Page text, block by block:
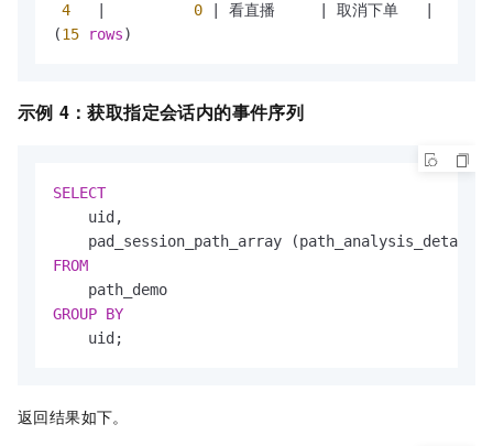
4
0 看直播 取消下单
(15 rows)
示例 4：获取指定会话内的事件序列
SELECT
    uid,
pad_session_path_array (path_analysis_detail
FROM
GROUP BY
    uid;
返回结果如下。